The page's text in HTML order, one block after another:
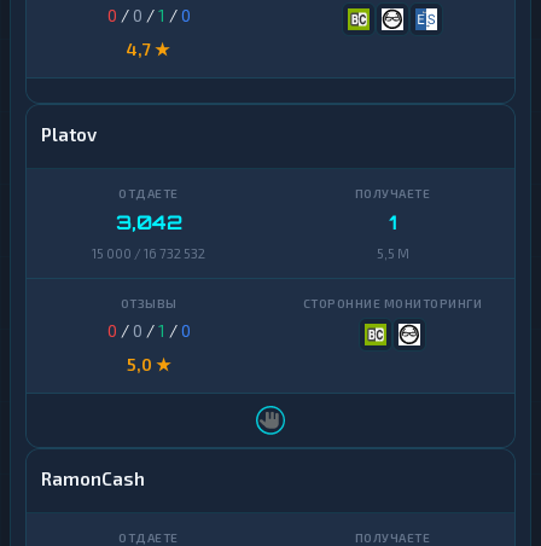
0 / 0 /1 /0
4,7 ★
Platov
3,042
15 000 / 16 732 532
1
5,5 M
0 / 0 /1 /0
5,0 ★
RamonCash